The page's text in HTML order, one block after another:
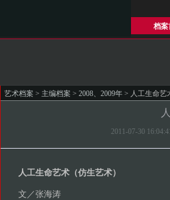
档案
艺术档案 > 主编档案 > 2008、2009年 > 人工生命艺
2011-07-30
人工生命艺术（仿生艺术）
文／张海涛